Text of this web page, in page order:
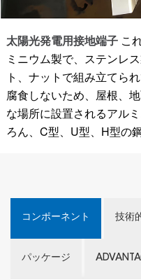
太陽光発電用接地端子 こ
ミニウム製で、ステンレ
ト、ナットで組み立てら
腐食しないため、屋根、
な場所に設置されるアル
ろん、C型、U型、H型の
コンポーネント 技術
パッケージ